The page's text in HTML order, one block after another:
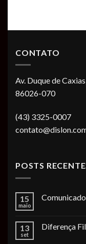
CONTATO
Av. Duque de
86026-070
(43) 3325-0007
POSTS
15
maio
13
set
Diferença